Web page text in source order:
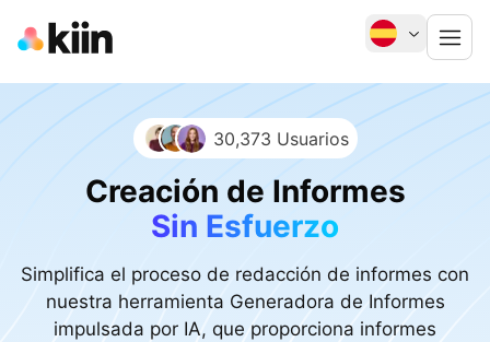
30,373 Usuarios
Creación de Informes
Sin Esfuerzo
Simplifica el proceso de redacción de informes con
nuestra herramienta Generadora de Informes
impulsada por IA, que proporciona informes